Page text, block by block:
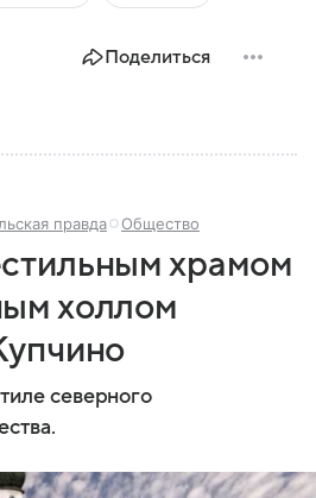
Поделиться
правда Общество
храмом
холлом
северного